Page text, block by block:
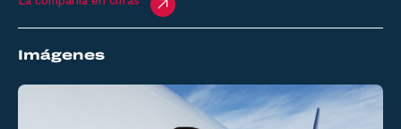
Imágenes